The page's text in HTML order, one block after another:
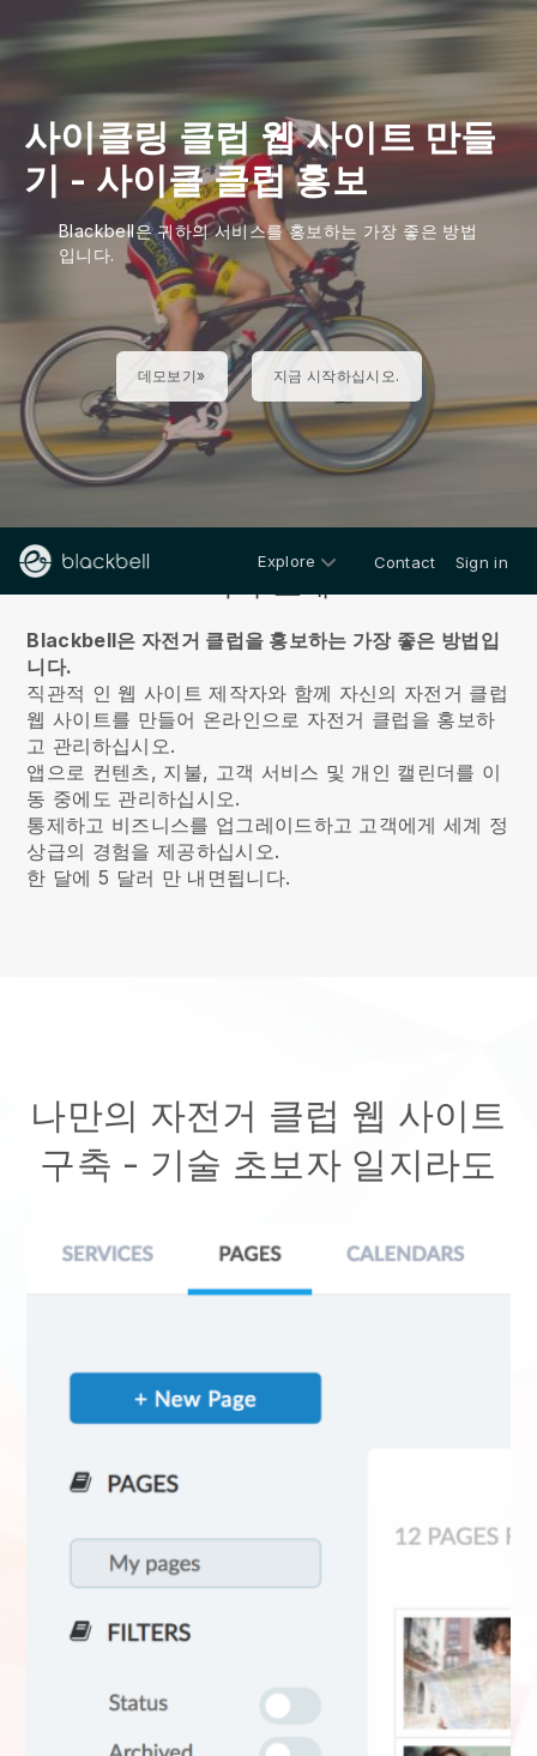
사이클링 클럽 웹 사이트 만들
기 - 사이클 클럽 홍보
Blackbell은 귀하의 서비스를 홍보하는 가장 좋은 방법
입니다.
데모보기» 지금 시작하십시오.
Explore Contact Sign in
Blackbell은 자전거 클럽을 홍보하는 가장 좋은 방법입
니다.
직관적 인 웹 사이트 제작자와 함께 자신의 자전거 클럽
웹 사이트를 만들어 온라인으로 자전거 클럽을 홍보하
고 관리하십시오.
앱으로 컨텐츠, 지불, 고객 서비스 및 개인 캘린더를 이
동 중에도 관리하십시오.
통제하고 비즈니스를 업그레이드하고 고객에게 세계 정
상급의 경험을 제공하십시오.
한 달에 5 달러 만 내면됩니다.
나만의 자전거 클럽 웹 사이트
구축 - 기술 초보자 일지라도